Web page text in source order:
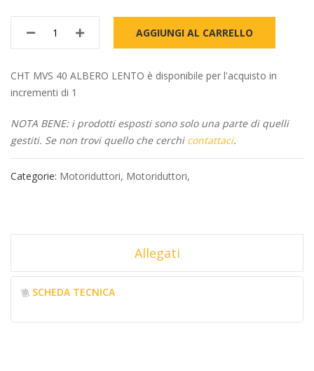
AGGIUNGI AL CARRELLO
CHT MVS 40 ALBERO LENTO è disponibile per l'acquisto in
incrementi di 1
NOTA BENE: i prodotti esposti sono solo una parte di quelli
gestiti. Se non trovi quello che cerchi contattaci.
Categorie: Motoriduttori, Motoriduttori,
Allegati
SCHEDA TECNICA